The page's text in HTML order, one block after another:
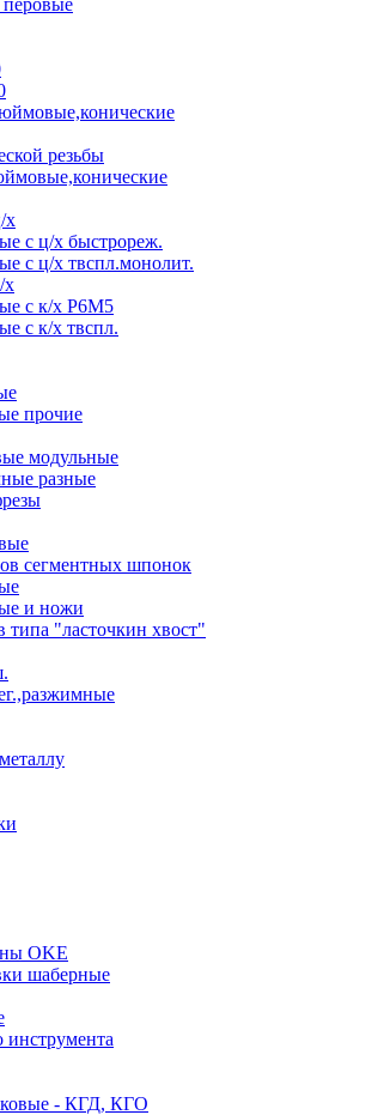
резьбы
х
с ц/х быстрореж.
с ц/х твспл.монолит.
х
с к/х Р6М5
с к/х твспл.
прочие
модульные
разные
сегментных шпонок
и ножи
типа "ласточкин хвост"
OKE
шаберные
- КГД, КГО